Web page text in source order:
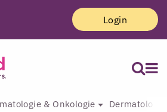
Login
& Onkologie